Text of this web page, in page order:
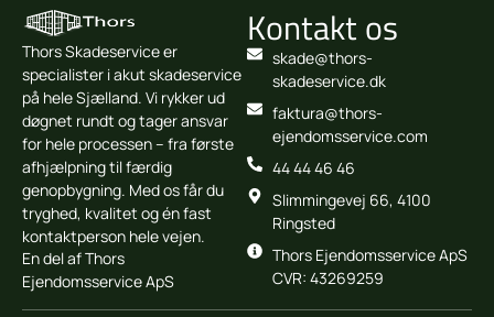
Thors Skadeservice er
specialister i akut skadeservice
på hele Sjælland. Vi rykker ud
døgnet rundt og tager ansvar
for hele processen – fra første
afhjælpning til færdig
genopbygning. Med os får du
tryghed, kvalitet og én fast
kontaktperson hele vejen.
En del af Thors
Ejendomsservice ApS
Kontakt os
skade@thors-
skadeservice.dk
faktura@thors-
ejendomsservice.com
44 44 46 46
Slimmingevej 66, 4100
Ringsted
Thors Ejendomsservice ApS
CVR: 43269259